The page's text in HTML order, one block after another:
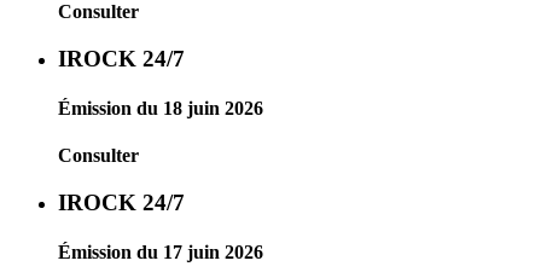
Consulter
IROCK 24/7
Émission du 18 juin 2026
Consulter
IROCK 24/7
Émission du 17 juin 2026